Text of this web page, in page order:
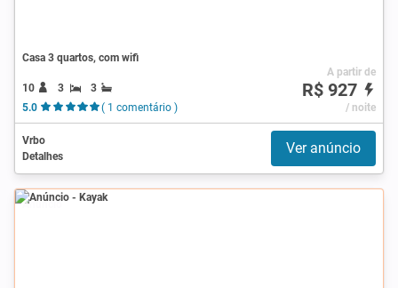
Casa 3 quartos, com wifi
10 3
3
5.0
( 1 comentário )
A partir de
R$ 927
/ noite
Vrbo
Detalhes
Ver anúncio
Anúncio